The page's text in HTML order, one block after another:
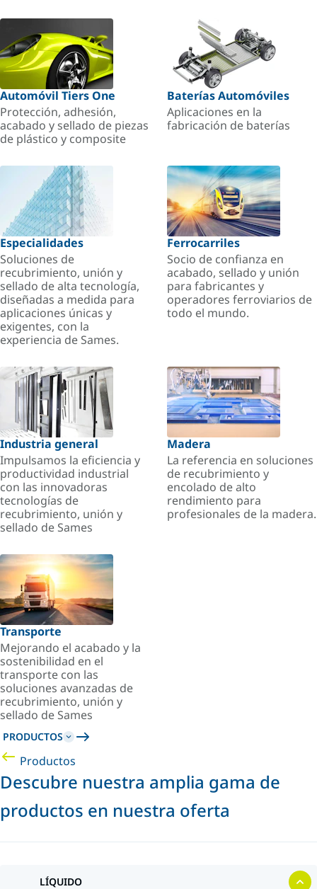
Automóvil Tiers One
Protección, adhesión,
acabado y sellado de piezas
de plástico y composite
Baterías Automóviles
Aplicaciones en la
fabricación de baterías
Especialidades
Soluciones de
recubrimiento, unión y
sellado de alta tecnología,
diseñadas a medida para
aplicaciones únicas y
exigentes, con la
experiencia de Sames.
Ferrocarriles
Socio de confianza en
acabado, sellado y unión
para fabricantes y
operadores ferroviarios de
todo el mundo.
Industria general
Impulsamos la eficiencia y
productividad industrial
con las innovadoras
tecnologías de
recubrimiento, unión y
sellado de Sames
Madera
La referencia en soluciones
de recubrimiento y
encolado de alto
rendimiento para
profesionales de la madera.
Transporte
Mejorando el acabado y la
sostenibilidad en el
transporte con las
soluciones avanzadas de
recubrimiento, unión y
sellado de Sames
PRODUCTOS
Productos
Descubre nuestra amplia gama de
productos en nuestra oferta
LÍQUIDO